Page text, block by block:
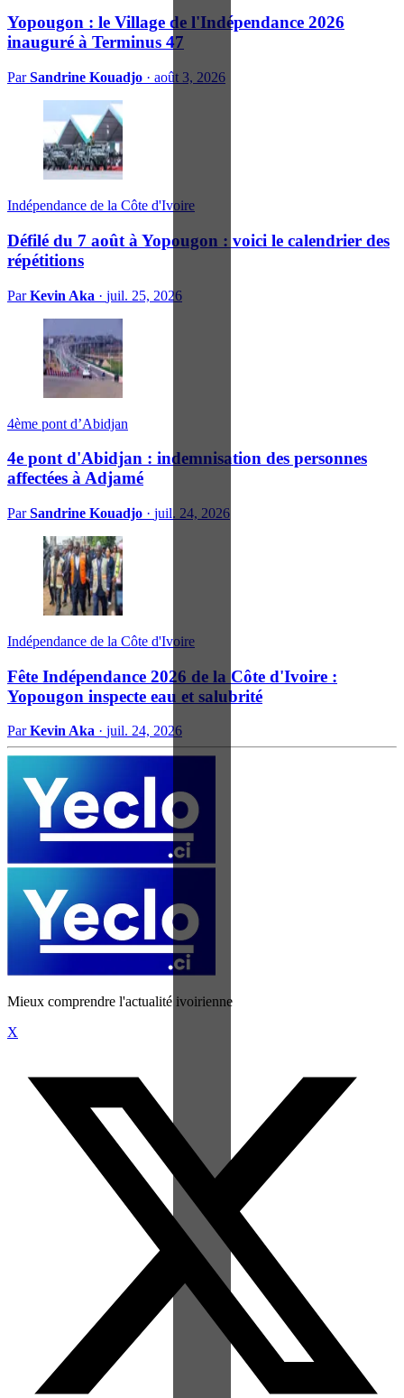
Yopougon : le Village de l'Indépendance 2026
inauguré à Terminus 47
ParSandrine Kouadjo · août 3, 2026
Indépendance de la Côte d'Ivoire
Défilé du 7 août à Yopougon : voici le calendrier des
répétitions
ParKevin Aka · juil. 25, 2026
4ème pont d’Abidjan
4e pont d'Abidjan : indemnisation des personnes
affectées à Adjamé
ParSandrine Kouadjo · juil. 24, 2026
Indépendance de la Côte d'Ivoire
Fête Indépendance 2026 de la Côte d'Ivoire :
Yopougon inspecte eau et salubrité
ParKevin Aka · juil. 24, 2026
Mieux comprendre l'actualité ivoirienne
X